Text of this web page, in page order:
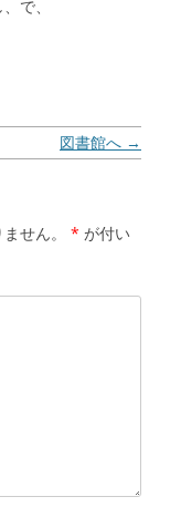
で、
図書館へ →
せん。 * が付い